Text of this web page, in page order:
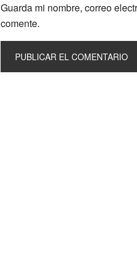
Guarda mi nombre, correo
comente.